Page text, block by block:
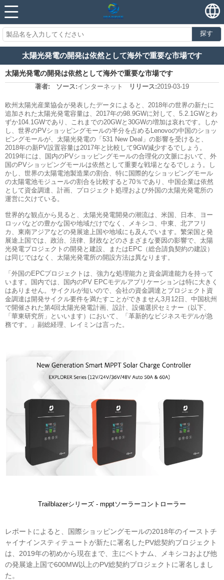
探す
太陽光発電の開発は依然として海外で重要な市場です
太陽光発電の開発は依然として海外で重要な市場です
著者: ソース:インターネット リリース:2019-03-19
欧州太陽光産業協会が発表したデータによると、2018年の世界の新たに
追加された太陽光発電容量は、2017年の98.9GWに対して、5.2.1GWとわ
ずか104.1GWであり、これまでの20GWと30GWの増加は哀れです。しか
し、世界のPVショッピングモールの半分を占めるLenovoの中国のショッ
ピングモールが、太陽光発電の「531 New Deal」の影響を受けると、
2018年の新PV設置容量は2017年と比較して9GW減少するでしょう。
2019年には、国内のPVショッピングモールの合理化の文脈において、外
国のPVショッピングモールは依然として重要な戦場となるでしょう。し
かし、世界の太陽電池製造業の割合、特に国際的なショッピングモール
の太陽電池モジュールの割合を比較すると70％であり、中国企業は依然
として資金調達、計画、プロジェクト処理および外国の太陽光発電所の
運営に欠けている。
世界的な観点から見ると、太陽光発電開発の潮流は、米国、日本、ヨー
ロッパなどの豊かな国や地域だけでなく、メキシコ、中東、北アフリ
カ、東南アジアなどの発展途上国や地域にも及んでいます。繁栄国と発
展途上国では、政治、法律、財政などのさまざまな要因の影響で、太陽
光発電プロジェクトの開発と建設、またはEPC（総合請負契約の建設）
は同じではなく、太陽光発電所の開設方法は異なります。
「外国のEPCプロジェクトは、強力な処理能力と資金調達能力を持って
います。国内では、国内のPV EPCモデルアプリケーションは特に大きく
はありません。サイクルが短いので、会社の資金調達とプロジェクト資
金調達は開発サイクル要件を満たすことができません3月12日、中国杭州
で開催された第4回太陽光発電計画、設計、設備選択セミナー（以下、
「華東研究所」といいます）において、「革新的なビジネスモデルが急
務です。」副総経理、レイミンは言った。
Trailblazerシリーズ - mpptソーラーコントローラー
レポートによると、国際ショッピングモールの2018年のイーストチ
ャイナインスティテュートが新たに署名したPV総契約プロジェクト
は、2019年の初めから現在まで、主にベトナム、メキシコおよび他
の発展途上国で600MW以上のPV総契約プロジェクトに署名しまし
た。